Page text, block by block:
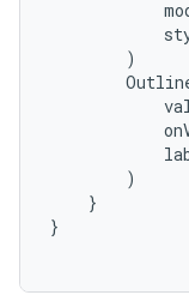
)
)
}
}